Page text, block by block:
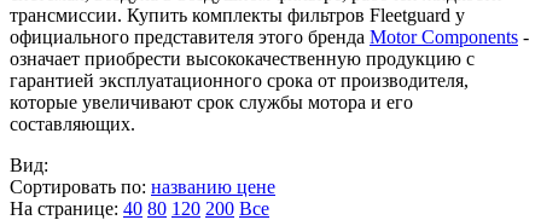
трансмиссии. Купить комплекты фильтров Fleetguard у
официального представителя этого бренда Motor Components -
означает приобрести высококачественную продукцию с
гарантией эксплуатационного срока от производителя,
которые увеличивают срок службы мотора и его
составляющих.
Вид:
Сортировать по: названию цене
На странице: 40 80 120 200 Все